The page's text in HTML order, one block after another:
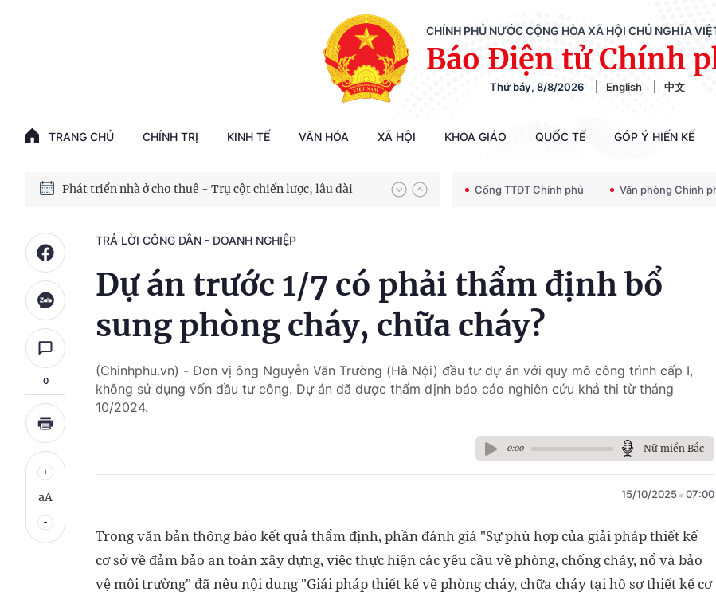
CHÍNH PHỦ NƯỚC CỘNG HÒA XÃ HỘI CHỦ NGHĨA
Báo Điện tử Chính
Thứ bảy, 8/8/2026 English 中文
TRANG CHỦ CHÍNH TRỊ KINH TẾ VĂN HÓA XÃ HỘI KHOA GIÁO QUỐC TẾ GÓP Ý HIẾN KẾ
Phát triển kinh tế nhà nước trong kỷ nguyên mới
Chiến dịch 500 ngày đêm tìm kiếm, quy tập và xác định danh tính hài cốt liệt sĩ
Bảo vệ nền tảng tư tưởng của Đảng trong kỷ nguyên phát triển mới
Phát triển nhà ở cho thuê - Trụ cột chiến lược, lâu dài Cổng TTĐT Chính phủ Văn phòng Chính
0
aA
TRẢ LỜI CÔNG DÂN - DOANH NGHIỆP
Dự án trước 1/7 có phải thẩm định bổ
sung phòng cháy, chữa cháy?
(Chinhphu.vn) - Đơn vị ông Nguyễn Văn Trường (Hà Nội) đầu tư dự án với quy mô công trình cấp I,
không sử dụng vốn đầu tư công. Dự án đã được thẩm định báo cáo nghiên cứu khả thi từ tháng
10/2024.
0:00 Nữ miền Bắc
15/10/2025 07:00
Trong văn bản thông báo kết quả thẩm định, phần đánh giá "Sự phù hợp của giải pháp thiết kế
cơ sở về đảm bảo an toàn xây dựng, việc thực hiện các yêu cầu về phòng, chống cháy, nổ và bảo
vệ môi trường" đã nêu nội dung "Giải pháp thiết kế về phòng cháy, chữa cháy tại hồ sơ thiết kế cơ